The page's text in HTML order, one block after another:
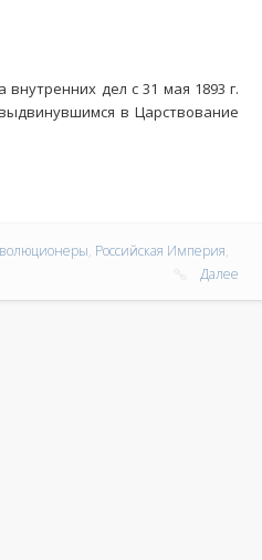
дел с 31 мая 1893 г.
в Царствование
, Российская Империя,
Далее